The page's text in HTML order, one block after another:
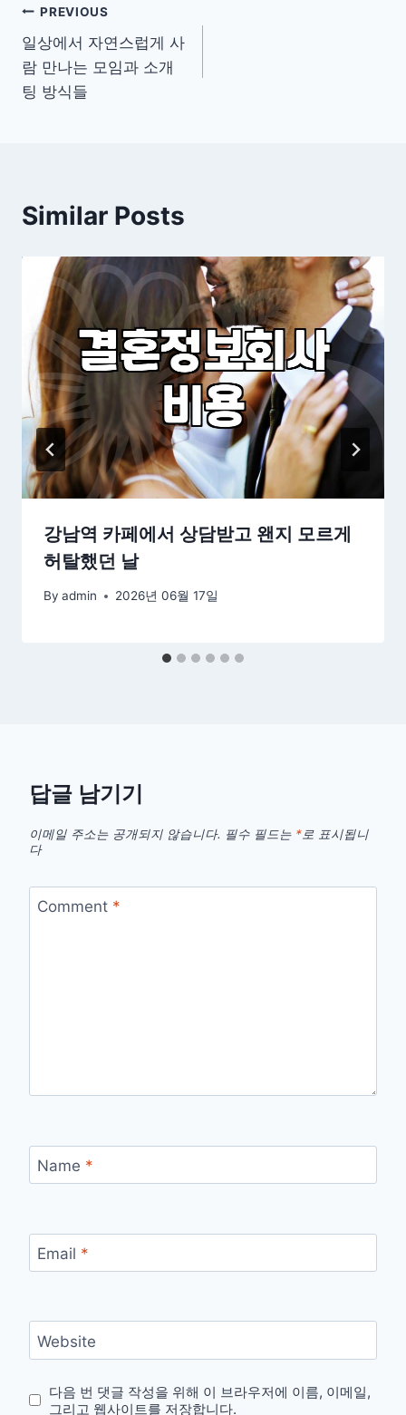
글
탐
색
PREVIOUS
일상에서 자연스럽게 사
람 만나는 모임과 소개
팅 방식들
Similar Posts
강남역 카페에서 상담받고 왠지 모르게
허탈했던 날
By admin 2026년 06월 17일
답글 남기기
이메일 주소는 공개되지 않습니다. 필수 필드는 *로 표시됩니
다
Comment *
Name *
Email *
Website
다음 번 댓글 작성을 위해 이 브라우저에 이름, 이메일,
그리고 웹사이트를 저장합니다.